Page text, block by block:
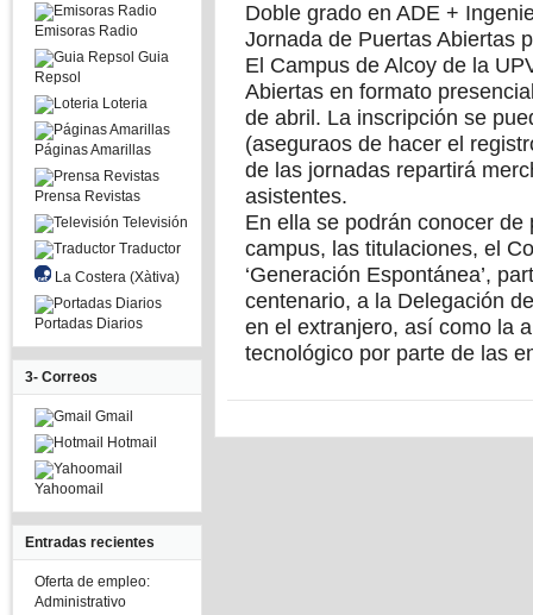
Emisoras Radio
Guia
Repsol
Loteria
Páginas Amarillas
Prensa Revistas
Televisión
Traductor
La Costera (Xàtiva)
Portadas Diarios
3- Correos
Gmail
Hotmail
Yahoomail
Entradas recientes
Oferta de empleo:
Administrativo
Doble grado en ADE +
Jornada de Puertas Abiertas
El Campus de Alcoy de la
Abiertas en formato
de abril. La inscripción se
(aseguraos de hacer el
de las jornadas repartirá
asistentes.
En ella se podrán conocer
campus, las titulaciones, el
‘Generación Espontánea’,
centenario, a la Delegación
en el extranjero, así como la
tecnológico por parte de las